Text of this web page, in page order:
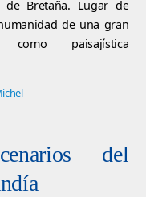
Bretaña. Lugar de
de una gran
como paisajística
del